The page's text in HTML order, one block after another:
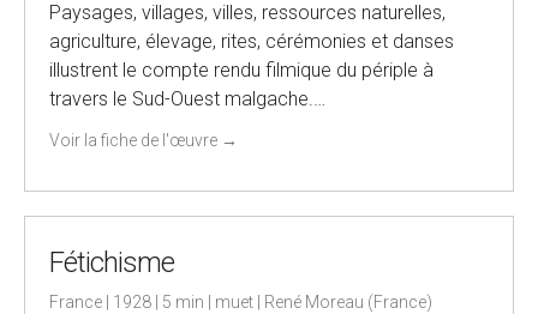
Paysages, villages, villes, ressources naturelles,
agriculture, élevage, rites, cérémonies et danses
illustrent le compte rendu filmique du périple à
travers le Sud-Ouest malgache.…
Voir la fiche de l'œuvre →
Fétichisme
France | 1928 | 5 min | muet | René Moreau (France)